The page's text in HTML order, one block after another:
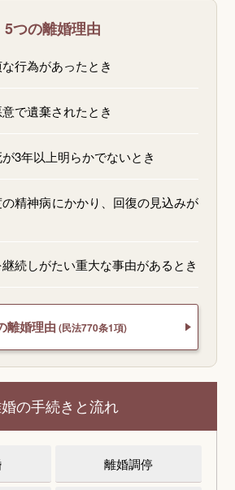
5つの離婚理由
行為があったとき
で遺棄されたとき
3年以上明らかでないとき
精神病にかかり、回復の見込みが
続しがたい重大な事由があるとき
離婚理由 (民法770条1項)
の手続きと流れ
離婚調停